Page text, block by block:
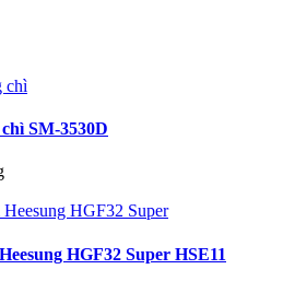
SM-3530D
HGF32 Super HSE11